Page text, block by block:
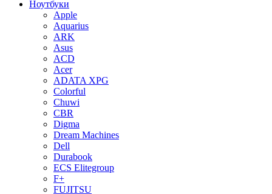
Ноутбуки
Apple
Aquarius
ARK
Asus
ACD
Acer
ADATA XPG
Colorful
Chuwi
CBR
Digma
Dream Machines
Dell
Durabook
ECS Elitegroup
F+
FUJITSU